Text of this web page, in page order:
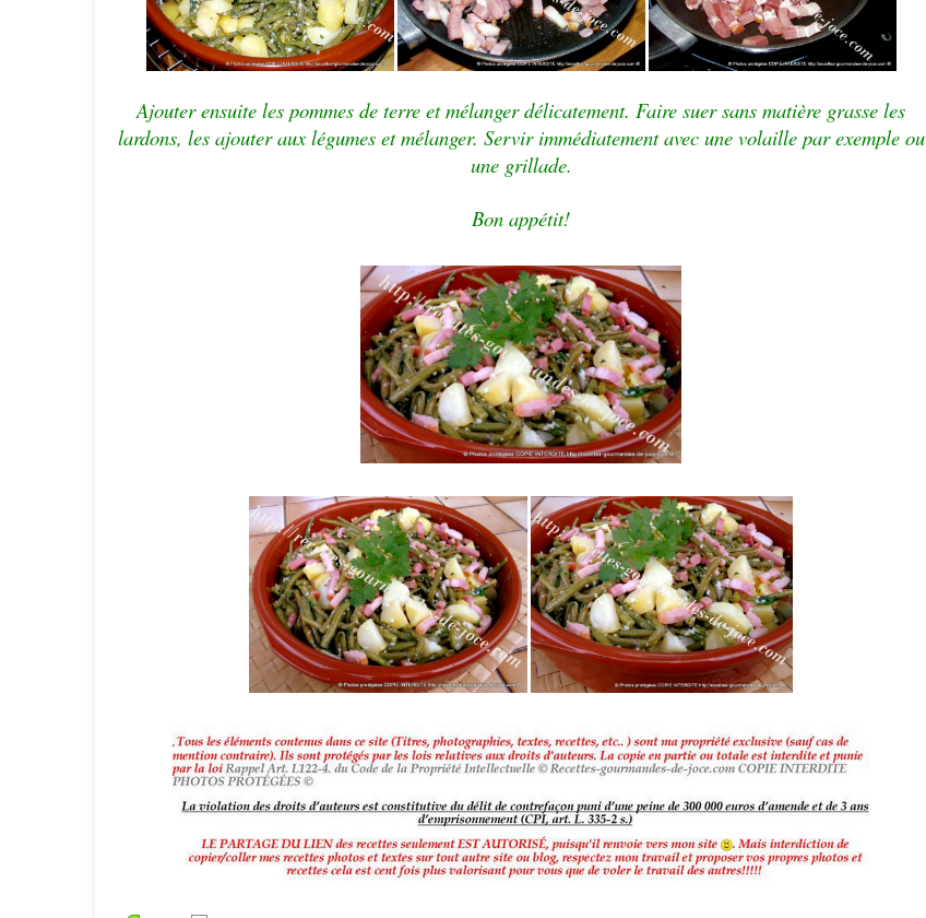
Ajouter ensuite les pommes de terre et mélanger délicatement. Faire suer sans matière grasse les
lardons, les ajouter aux légumes et mélanger. Servir immédiatement avec une volaille par exemple ou
une grillade.
Bon appétit!